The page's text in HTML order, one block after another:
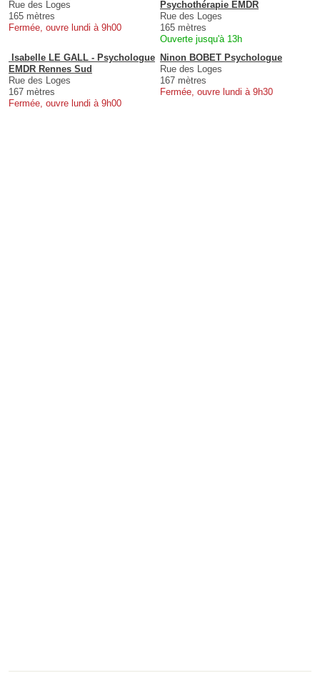
Rue des Loges
165 mètres
Fermée, ouvre lundi à 9h00
Psychothérapie EMDR
Rue des Loges
165 mètres
Ouverte jusqu'à 13h
️ Isabelle LE GALL - Psychologue
EMDR Rennes Sud
Rue des Loges
167 mètres
Fermée, ouvre lundi à 9h00
Ninon BOBET Psychologue
Rue des Loges
167 mètres
Fermée, ouvre lundi à 9h30